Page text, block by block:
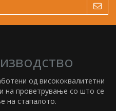
од висококвалитетни
на проветрување со што се
на стапалото.